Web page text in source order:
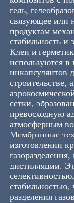
гель,
связующее или
продуктам
стабильность и
Клеи и
используются в
инкапсулянтов
строительстве,
сетки,
превосходную
атмосферным
Мембранные
изготовлении
дистилляции.
стабильностью,
разделения